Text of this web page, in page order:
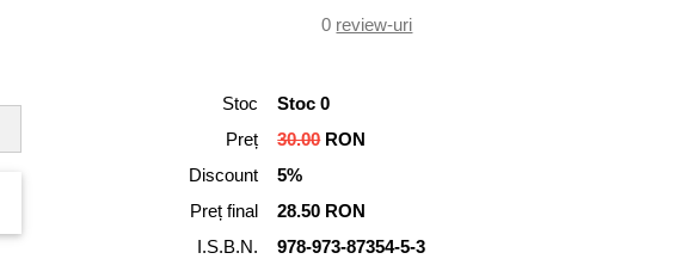
0 review-uri
Stoc
Stoc 0
Preț
30.00RON
Discount
5%
Preț final
28.50 RON
I.S.B.N.
978-973-87354-5-3